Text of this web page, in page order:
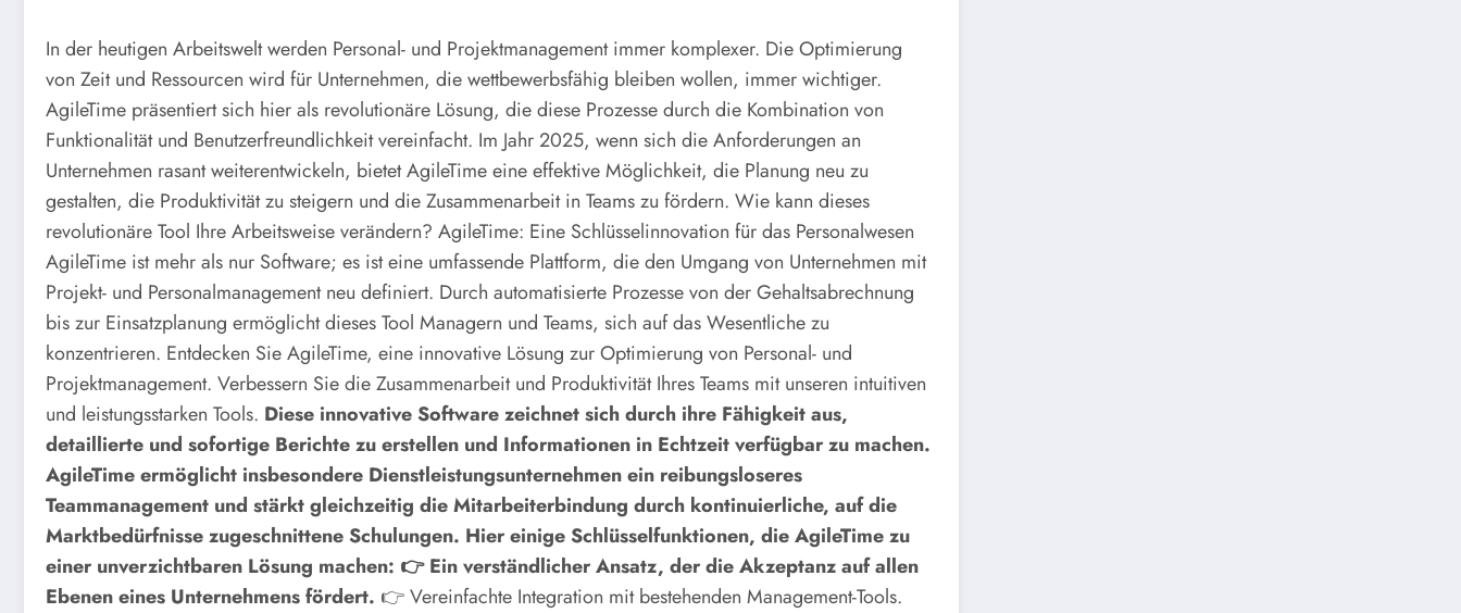
In der heutigen Arbeitswelt werden Personal- und Projektmanagement immer komplexer. Die Optimierung
von Zeit und Ressourcen wird für Unternehmen, die wettbewerbsfähig bleiben wollen, immer wichtiger.
AgileTime präsentiert sich hier als revolutionäre Lösung, die diese Prozesse durch die Kombination von
Funktionalität und Benutzerfreundlichkeit vereinfacht. Im Jahr 2025, wenn sich die Anforderungen an
Unternehmen rasant weiterentwickeln, bietet AgileTime eine effektive Möglichkeit, die Planung neu zu
gestalten, die Produktivität zu steigern und die Zusammenarbeit in Teams zu fördern. Wie kann dieses
revolutionäre Tool Ihre Arbeitsweise verändern? AgileTime: Eine Schlüsselinnovation für das Personalwesen
AgileTime ist mehr als nur Software; es ist eine umfassende Plattform, die den Umgang von Unternehmen mit
Projekt- und Personalmanagement neu definiert. Durch automatisierte Prozesse von der Gehaltsabrechnung
bis zur Einsatzplanung ermöglicht dieses Tool Managern und Teams, sich auf das Wesentliche zu
konzentrieren. Entdecken Sie AgileTime, eine innovative Lösung zur Optimierung von Personal- und
Projektmanagement. Verbessern Sie die Zusammenarbeit und Produktivität Ihres Teams mit unseren intuitiven
und leistungsstarken Tools. Diese innovative Software zeichnet sich durch ihre Fähigkeit aus,
detaillierte und sofortige Berichte zu erstellen und Informationen in Echtzeit verfügbar zu machen.
AgileTime ermöglicht insbesondere Dienstleistungsunternehmen ein reibungsloseres
Teammanagement und stärkt gleichzeitig die Mitarbeiterbindung durch kontinuierliche, auf die
Marktbedürfnisse zugeschnittene Schulungen. Hier einige Schlüsselfunktionen, die AgileTime zu
einer unverzichtbaren Lösung machen: 👉 Ein verständlicher Ansatz, der die Akzeptanz auf allen
Ebenen eines Unternehmens fördert. 👉 Vereinfachte Integration mit bestehenden Management-Tools.